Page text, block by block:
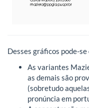
Desses gráficos pode-
As variantes
as demais são
(sobretudo
pronúncia em